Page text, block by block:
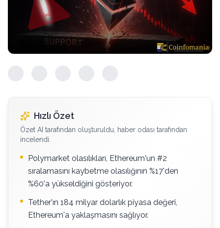
Hızlı Özet
Özet AI tarafından oluşturuldu, haber odası tarafından
incelendi.
Polymarket olasılıkları, Ethereum'un #2
sıralamasını kaybetme olasılığının %17'den
%60'a yükseldiğini gösteriyor.
Tether'ın 184 milyar dolarlık piyasa değeri,
Ethereum'a yaklaşmasını sağlıyor.